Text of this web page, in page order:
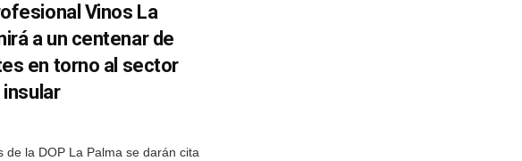
Vinos La
a un centenar de
en torno al sector
de la DOP La Palma se darán cita